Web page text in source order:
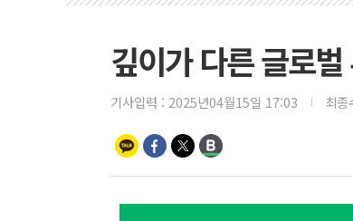
깊이가 다른 글로
기사입력 : 2025년04월15일 17:03 최종